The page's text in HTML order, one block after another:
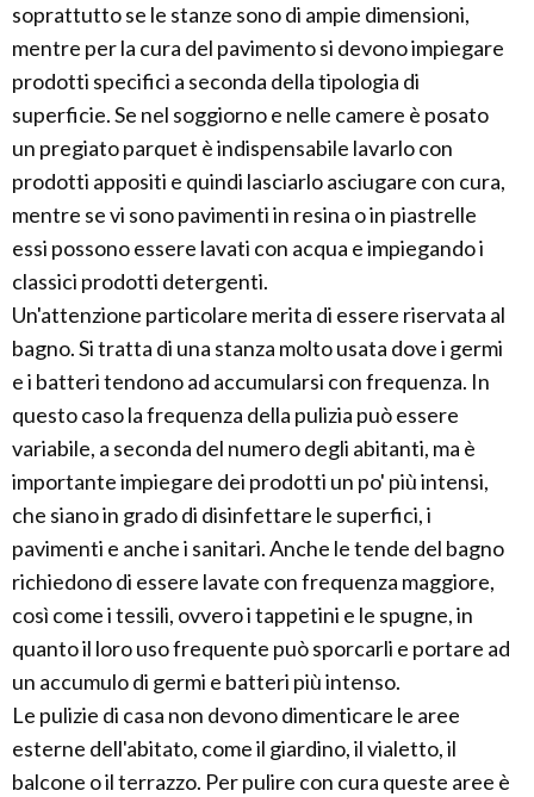
soprattutto se le stanze sono di ampie dimensioni,
mentre per la cura del pavimento si devono impiegare
prodotti specifici a seconda della tipologia di
superficie. Se nel soggiorno e nelle camere è posato
un pregiato parquet è indispensabile lavarlo con
prodotti appositi e quindi lasciarlo asciugare con cura,
mentre se vi sono pavimenti in resina o in piastrelle
essi possono essere lavati con acqua e impiegando i
classici prodotti detergenti.
Un'attenzione particolare merita di essere riservata al
bagno. Si tratta di una stanza molto usata dove i germi
e i batteri tendono ad accumularsi con frequenza. In
questo caso la frequenza della pulizia può essere
variabile, a seconda del numero degli abitanti, ma è
importante impiegare dei prodotti un po' più intensi,
che siano in grado di disinfettare le superfici, i
pavimenti e anche i sanitari. Anche le tende del bagno
richiedono di essere lavate con frequenza maggiore,
così come i tessili, ovvero i tappetini e le spugne, in
quanto il loro uso frequente può sporcarli e portare ad
un accumulo di germi e batteri più intenso.
Le pulizie di casa non devono dimenticare le aree
esterne dell'abitato, come il giardino, il vialetto, il
balcone o il terrazzo. Per pulire con cura queste aree è